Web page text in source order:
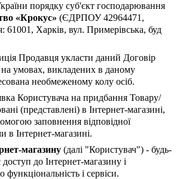
порядку суб'єкт господарювання
«Крокус» (ЄДРПОУ 42964471,
61001, Харків, вул. Примерівська, буд
Продавця укласти даний Договір
на умовах, викладених в даному
необмеженому колу осіб.
Користувача на придбання Товару/
(представлені) в Інтернет-магазині,
заповнення відповідної
в Інтернет-магазині.
магазину (далі "Користувач") - будь-
до Інтернет-магазину і
функціональність і сервіси.